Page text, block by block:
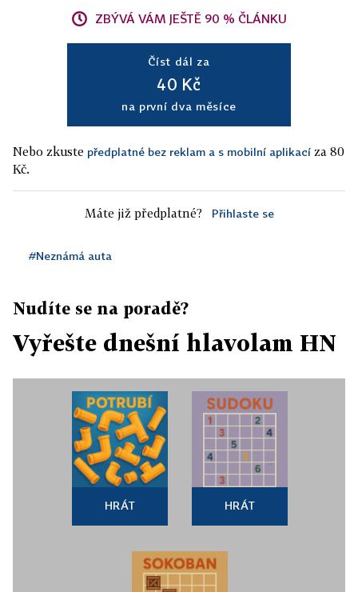
ZBÝVÁ VÁM JEŠTĚ 90 % ČLÁNKU
Číst dál za
40 Kč
na první dva měsíce
Nebo zkuste předplatné bez reklam a s mobilní aplikací za 80
Kč.
Máte již předplatné? Přihlaste se
#Neznámá auta
Nudíte se na poradě?
Vyřešte dnešní hlavolam HN
HRÁT HRÁT